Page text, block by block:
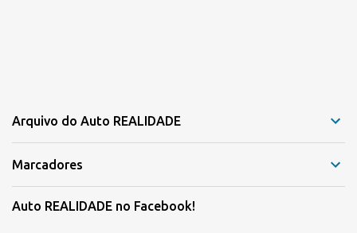
Arquivo do Auto REALIDADE
Marcadores
Auto REALIDADE no Facebook!